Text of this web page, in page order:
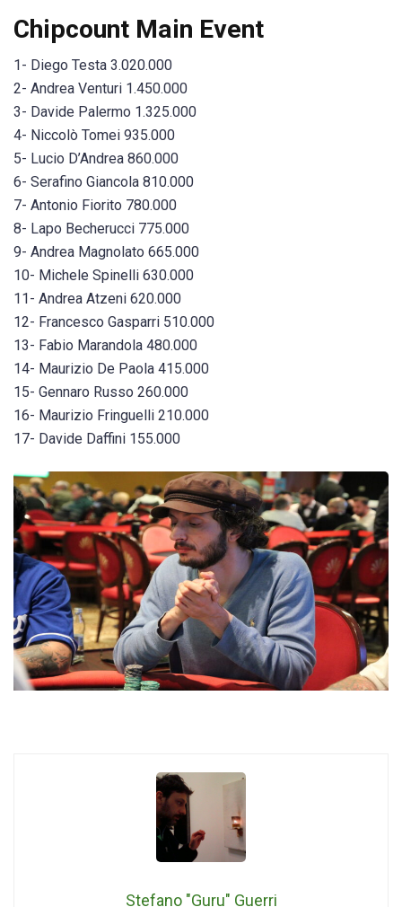
Chipcount Main Event
1- Diego Testa 3.020.000
2- Andrea Venturi 1.450.000
3- Davide Palermo 1.325.000
4- Niccolò Tomei 935.000
5- Lucio D’Andrea 860.000
6- Serafino Giancola 810.000
7- Antonio Fiorito 780.000
8- Lapo Becherucci 775.000
9- Andrea Magnolato 665.000
10- Michele Spinelli 630.000
11- Andrea Atzeni 620.000
12- Francesco Gasparri 510.000
13- Fabio Marandola 480.000
14- Maurizio De Paola 415.000
15- Gennaro Russo 260.000
16- Maurizio Fringuelli 210.000
17- Davide Daffini 155.000
Stefano "Guru" Guerri